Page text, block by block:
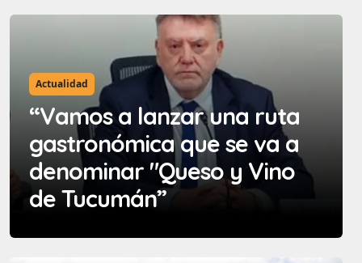
Actualidad
“Vamos a lanzar una ruta
gastronómica que se va a
denominar "Queso y Vino
de Tucumán”